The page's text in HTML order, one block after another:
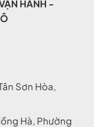
HÀNH -
Sơn Hòa,
Hà, Phường